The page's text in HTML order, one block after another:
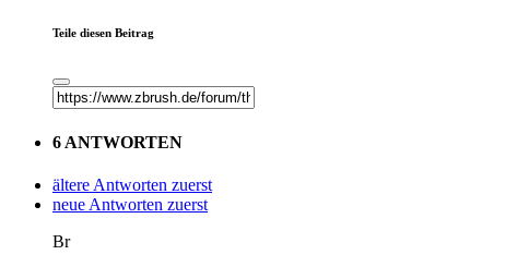
Teile diesen Beitrag
6 ANTWORTEN
ältere Antworten zuerst
neue Antworten zuerst
Br